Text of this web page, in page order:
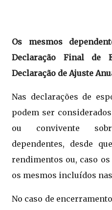
Os mesmos
Declaração Final de
Declaração de Ajuste
Nas declarações de
podem ser
ou convivente
dependentes, desde
rendimentos ou, caso
os mesmos incluídos
No caso de